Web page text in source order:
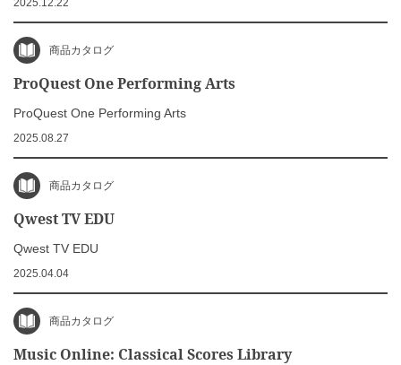
2025.12.22
商品カタログ
ProQuest One Performing Arts
ProQuest One Performing Arts
2025.08.27
商品カタログ
Qwest TV EDU
Qwest TV EDU
2025.04.04
商品カタログ
Music Online: Classical Scores Library